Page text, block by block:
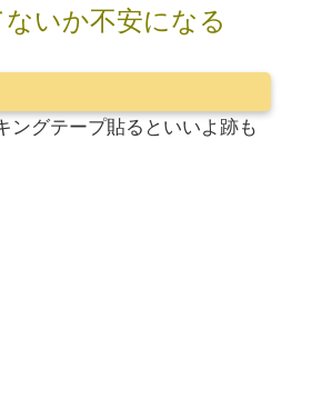
いか不安になる
ングテープ貼るといいよ跡も